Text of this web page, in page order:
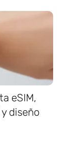
eSIM,
diseño